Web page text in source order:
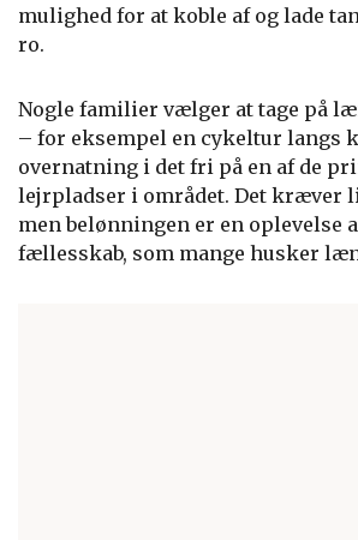
mulighed for at koble af og lade
ro.
Nogle familier vælger at tage på
– for eksempel en cykeltur langs
overnatning i det fri på en af de
lejrpladser i området. Det kræver
men belønningen er en oplevelse
fællesskab, som mange husker